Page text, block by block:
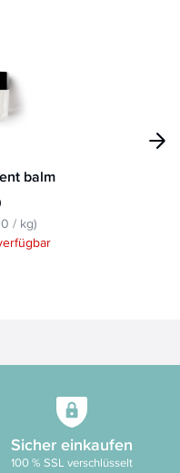
balm
/ kg)
Sicher einkaufen
100 % SSL verschlüsselt